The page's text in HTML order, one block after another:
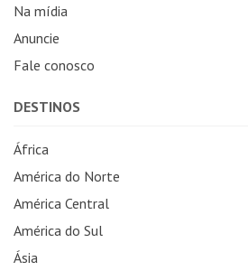
Na mídia
Anuncie
Fale conosco
DESTINOS
África
América do Norte
América Central
América do Sul
Ásia